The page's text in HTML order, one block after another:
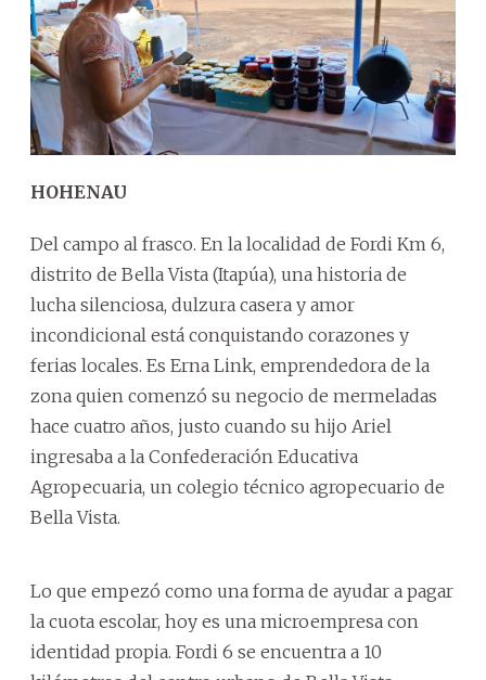
HOHENAU
Del campo al frasco. En la localidad de Fordi Km 6,
distrito de Bella Vista (Itapúa), una historia de
lucha silenciosa, dulzura casera y amor
incondicional está conquistando corazones y
ferias locales. Es Erna Link, emprendedora de la
zona quien comenzó su negocio de mermeladas
hace cuatro años, justo cuando su hijo Ariel
ingresaba a la Confederación Educativa
Agropecuaria, un colegio técnico agropecuario de
Bella Vista.
Lo que empezó como una forma de ayudar a pagar
la cuota escolar, hoy es una microempresa con
identidad propia. Fordi 6 se encuentra a 10